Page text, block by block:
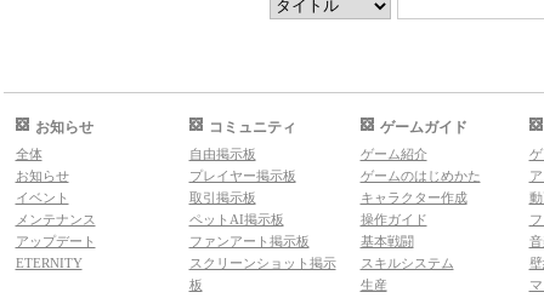
お知らせ
全体
お知らせ
イベント
メンテナンス
アップデート
ETERNITY
コミュニティ
自由掲示板
プレイヤー掲示板
取引掲示板
ペットAI掲示板
ファンアート掲示板
スクリーンショット掲示
板
ゲームガイド
ゲーム紹介
ゲームのはじめかた
キャラクター作成
操作ガイド
基本戦闘
スキルシステム
生産